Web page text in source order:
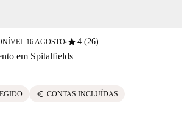
16 AGOSTO■star4 (26)
em Spitalfields
euro CONTAS INCLUÍDAS